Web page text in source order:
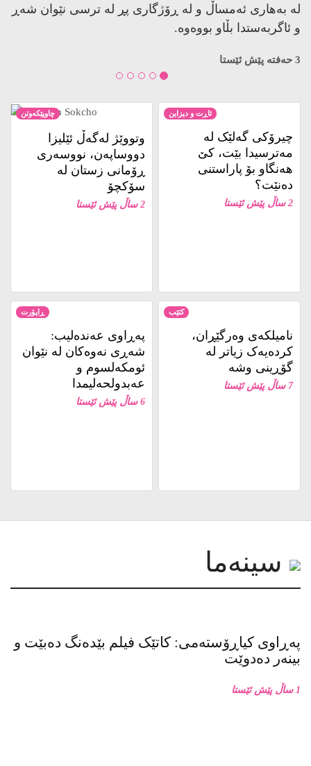
لە بەهاری ئەمساڵ و لە ڕۆژگاری پڕ لە ترسی نێوان شەڕ
و ئاگربەستدا بڵاو بووەوە.
3 حەفتە پێش ئێستا
چاوپێکەوتن
وتووێژ لەگەڵ ئێلیزا
دووساپەن، نووسەری
ڕۆمانی زستان لە
سۆکچۆ
2 ساڵ پێش ئێستا
ئاڕت و دیزاین
چیرۆکی گەلێک لە
مەترسیدا بێت، کێ
هەنگاو بۆ پاراستنی
دەنێت؟
2 ساڵ پێش ئێستا
ڕاپۆرت
پەڕاوی عەندەلیب:
شەڕی نەوەکان لە نێوان
ئومکەلسوم و
عەبدولحەلیمدا
6 ساڵ پێش ئێستا
کتێب
نامیلكه‌ی وەرگێڕان،
کردەیەک زیاتر لە
گۆڕینی وشە
7 ساڵ پێش ئێستا
پەڕاوی کیاڕۆستەمی: کاتێک فیلم بێدەنگ دەبێت و
بینەر دەدوێت
1 ساڵ پێش ئێستا